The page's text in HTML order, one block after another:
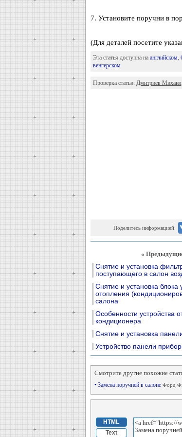
7. Установите поручни в
(Для деталей посетите
Эта статья доступна на английском,
венгерском
Проверка статьи: Дмитриев Михаил
Поделитесь информацией:
«
Снятие и установка
поступающего в салон
Снятие и установка блока
отопления
салона
Особенности устройства
кондиционера
Снятие и установка
Устройство панели
Смотрите другие похожие
• Замена поручней в салоне Форд
HTML
Text